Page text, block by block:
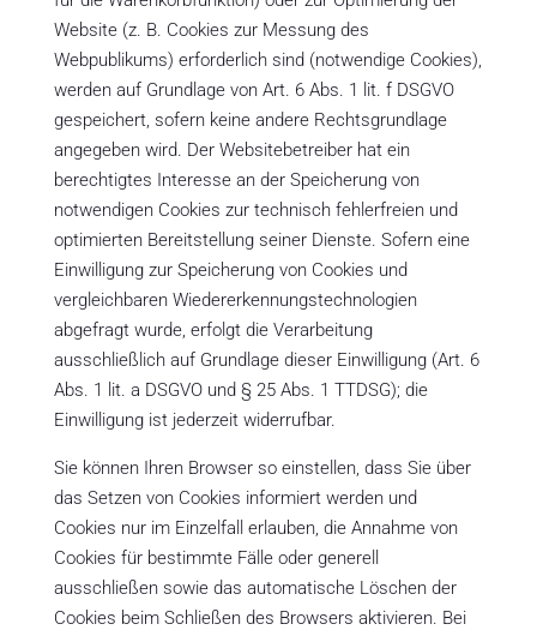
Website (z. B. Cookies zur Messung des
Webpublikums) erforderlich sind (notwendige Cookies),
werden auf Grundlage von Art. 6 Abs. 1 lit. f DSGVO
gespeichert, sofern keine andere Rechtsgrundlage
angegeben wird. Der Websitebetreiber hat ein
berechtigtes Interesse an der Speicherung von
notwendigen Cookies zur technisch fehlerfreien und
optimierten Bereitstellung seiner Dienste. Sofern eine
Einwilligung zur Speicherung von Cookies und
vergleichbaren Wiedererkennungstechnologien
abgefragt wurde, erfolgt die Verarbeitung
ausschließlich auf Grundlage dieser Einwilligung (Art. 6
Abs. 1 lit. a DSGVO und § 25 Abs. 1 TTDSG); die
Einwilligung ist jederzeit widerrufbar.
Sie können Ihren Browser so einstellen, dass Sie über
das Setzen von Cookies informiert werden und
Cookies nur im Einzelfall erlauben, die Annahme von
Cookies für bestimmte Fälle oder generell
ausschließen sowie das automatische Löschen der
Cookies beim Schließen des Browsers aktivieren. Bei